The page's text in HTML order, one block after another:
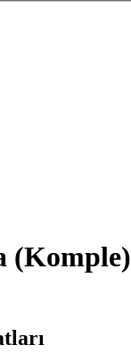
(Komple)